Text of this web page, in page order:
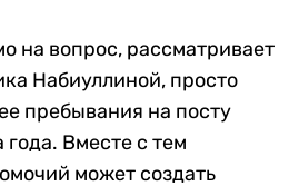
на вопрос, рассматривает
Набиуллиной, просто
пребывания на посту
года. Вместе с тем
может создать